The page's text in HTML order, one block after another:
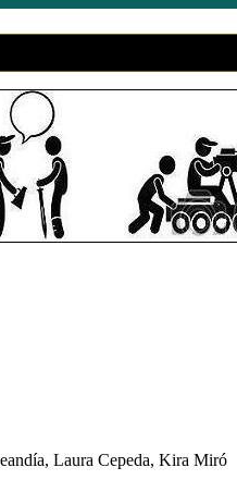
Laura Cepeda, Kira Miró